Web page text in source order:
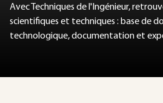
Avec Techniques de l'Ingénieur,
scientifiques et techniques : base de
technologique, documentation et